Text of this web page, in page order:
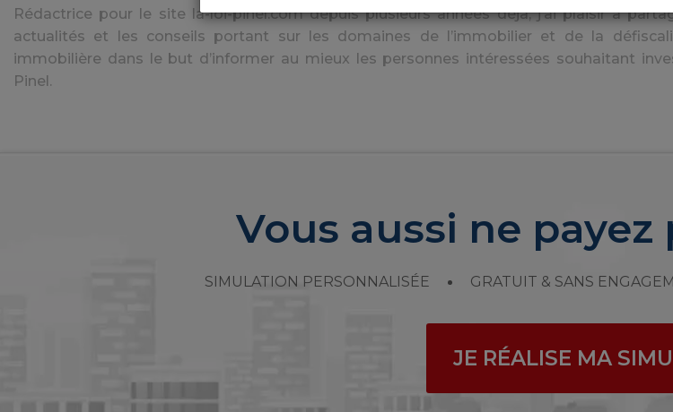
Rédactrice pour le site la-loi-pinel.com depuis plusieurs années déjà, j’ai plaisir à
actualités et les conseils portant sur les domaines de l’immobilier et de la
immobilière dans le but d’informer au mieux les personnes intéressées souhaitant
Pinel.
Vous aussi ne
SIMULATION PERSONNALISÉE GRATUIT & SANS
JE RÉALISE MA